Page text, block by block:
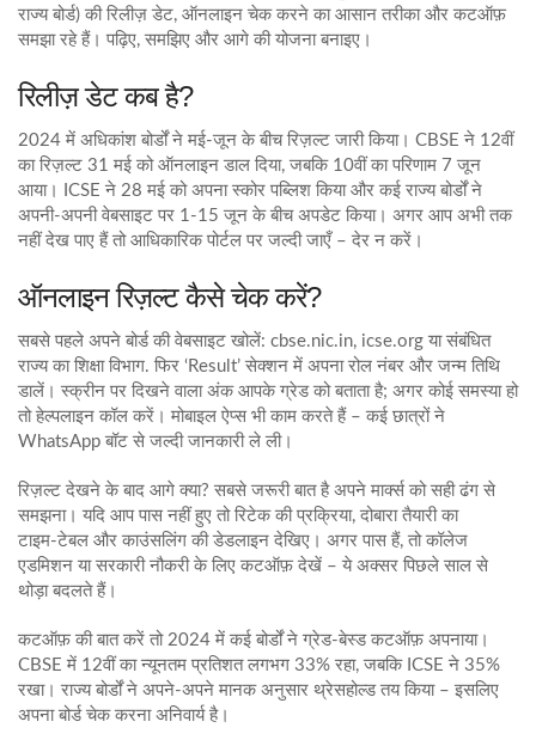
राज्य बोर्ड) की रिलीज़ डेट, ऑनलाइन चेक करने का आसान तरीका और कटऑफ़
समझा रहे हैं। पढ़िए, समझिए और आगे की योजना बनाइए।
रिलीज़ डेट कब है?
2024 में अधिकांश बोर्डों ने मई‑जून के बीच रिज़ल्ट जारी किया। CBSE ने 12वीं
का रिज़ल्ट 31 मई को ऑनलाइन डाल दिया, जबकि 10वीं का परिणाम 7 जून
आया। ICSE ने 28 मई को अपना स्कोर पब्लिश किया और कई राज्य बोर्डों ने
अपनी-अपनी वेबसाइट पर 1‑15 जून के बीच अपडेट किया। अगर आप अभी तक
नहीं देख पाए हैं तो आधिकारिक पोर्टल पर जल्दी जाएँ – देर न करें।
ऑनलाइन रिज़ल्ट कैसे चेक करें?
सबसे पहले अपने बोर्ड की वेबसाइट खोलें: cbse.nic.in, icse.org या संबंधित
राज्य का शिक्षा विभाग. फिर ‘Result’ सेक्शन में अपना रोल नंबर और जन्म तिथि
डालें। स्क्रीन पर दिखने वाला अंक आपके ग्रेड को बताता है; अगर कोई समस्या हो
तो हेल्पलाइन कॉल करें। मोबाइल ऐप्स भी काम करते हैं – कई छात्रों ने
WhatsApp बॉट से जल्दी जानकारी ले ली।
रिज़ल्ट देखने के बाद आगे क्या? सबसे जरूरी बात है अपने मार्क्स को सही ढंग से
समझना। यदि आप पास नहीं हुए तो रिटेक की प्रक्रिया, दोबारा तैयारी का
टाइम‑टेबल और काउंसलिंग की डेडलाइन देखिए। अगर पास हैं, तो कॉलेज
एडमिशन या सरकारी नौकरी के लिए कटऑफ़ देखें – ये अक्सर पिछले साल से
थोड़ा बदलते हैं।
कटऑफ़ की बात करें तो 2024 में कई बोर्डों ने ग्रेड‑बेस्ड कटऑफ़ अपनाया।
CBSE में 12वीं का न्यूनतम प्रतिशत लगभग 33% रहा, जबकि ICSE ने 35%
रखा। राज्य बोर्डों ने अपने-अपने मानक अनुसार थ्रेसहोल्ड तय किया – इसलिए
अपना बोर्ड चेक करना अनिवार्य है।